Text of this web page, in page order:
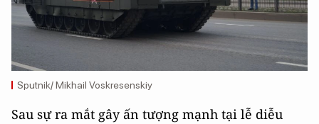
Sputnik/ Mikhail Voskresenskiy
Sau sự ra mắt gây ấn tượng mạnh tại lễ diễu